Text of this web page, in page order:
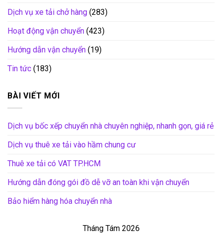
Dịch vụ xe tải chở hàng (283)
Hoạt động vận chuyển (423)
Hướng dẫn vận chuyển (19)
Tin tức (183)
BÀI VIẾT MỚI
Dịch vụ bốc xếp chuyển nhà chuyên nghiệp, nhanh gọn, giá rẻ
Dịch vụ thuê xe tải vào hầm chung cư
Thuê xe tải có VAT TP.HCM
Hướng dẫn đóng gói đồ dễ vỡ an toàn khi vận chuyển
Bảo hiểm hàng hóa chuyển nhà
Tháng Tám 2026